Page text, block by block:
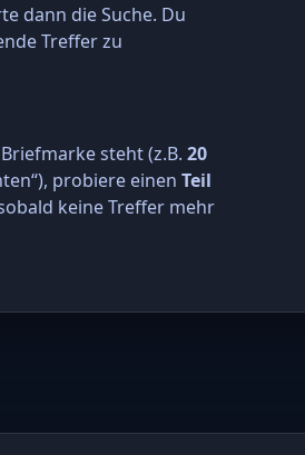
dann die Suche. Du
Treffer zu
steht (z.B. 20
probiere einen Teil
keine Treffer mehr